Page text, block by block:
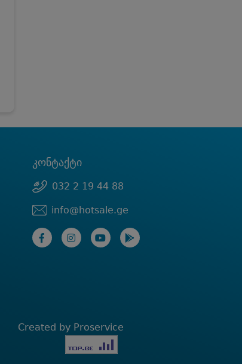
კონტაქტი
032 2 19 44 88
info@hotsale.ge
Created by Proservice